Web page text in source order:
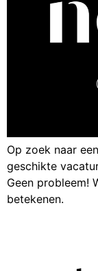
Op zoek naar
geschikte
Geen probleem!
betekenen.